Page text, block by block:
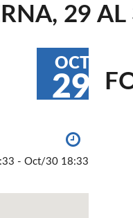
29
OCT
29
- Oct/30 18:33